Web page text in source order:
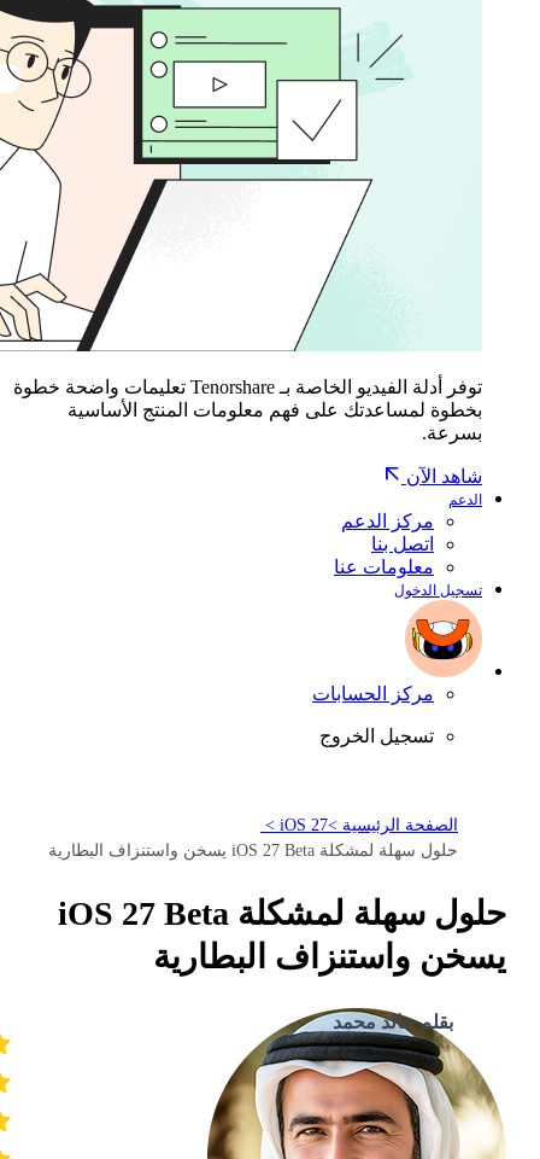
توفر أدلة الفيديو الخاصة بـ Tenorshare تعليمات واضحة خطوة
بخطوة لمساعدتك على فهم معلومات المنتج الأساسية
بسرعة.
شاهد الآن
الدعم
مركز الدعم
اتصل بنا
معلومات عنا
تسجيل الدخول
مركز الحسابات
تسجيل الخروج
الصفحة الرئيسية >iOS 27 >
حلول سهلة لمشكلة iOS 27 Beta يسخن واستنزاف البطارية
حلول سهلة لمشكلة iOS 27 Beta
يسخن واستنزاف البطارية
بقلم خالد محمد